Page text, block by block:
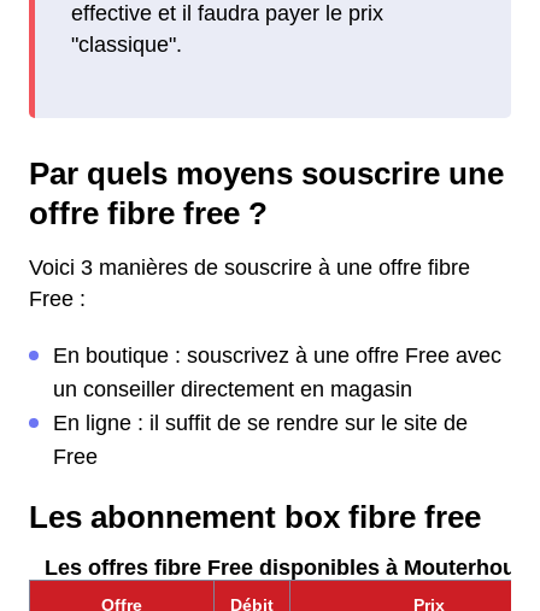
effective et il faudra payer le prix
"classique".
Par quels moyens souscrire une
offre fibre free ?
Voici 3 manières de souscrire à une offre fibre
Free :
En boutique : souscrivez à une offre Free avec
un conseiller directement en magasin
En ligne : il suffit de se rendre sur le site de
Free
Les abonnement box fibre free
Les offres fibre Free disponibles à
Offre Débit Prix